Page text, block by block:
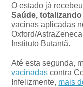
O estado já
Saúde,
vacinas aplicadas
Oxford/
Instituto Butantã.
Até esta segunda,
vacinadas contra
Infelizmente, mais